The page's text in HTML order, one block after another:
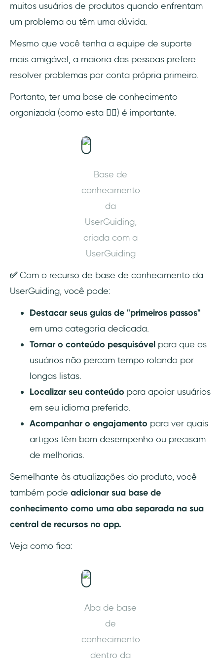
muitos usuários de produtos quando enfrentam
um problema ou têm uma dúvida.
Mesmo que você tenha a equipe de suporte
mais amigável, a maioria das pessoas prefere
resolver problemas por conta própria primeiro.
Portanto, ter uma base de conhecimento
organizada (como esta 👇🏻) é importante.
Base de
conhecimento
da
UserGuiding,
criada com a
UserGuiding
✅Com o recurso de base de conhecimento da
UserGuiding, você pode:
Destacar seus guias de "primeiros passos"
em uma categoria dedicada.
Tornar o conteúdo pesquisável para que os
usuários não percam tempo rolando por
longas listas.
Localizar seu conteúdo para apoiar usuários
em seu idioma preferido.
Acompanhar o engajamento para ver quais
artigos têm bom desempenho ou precisam
de melhorias.
Semelhante às atualizações do produto, você
também pode adicionar sua base de
conhecimento como uma aba separada na sua
central de recursos no app.
Veja como fica:
Aba de base
de
conhecimento
dentro da